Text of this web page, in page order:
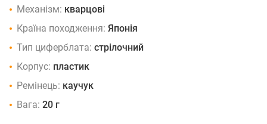
Механізм: кварцові
Країна походження: Японія
Тип циферблата: стрілочний
Корпус: пластик
Ремінець: каучук
Вага: 20 г